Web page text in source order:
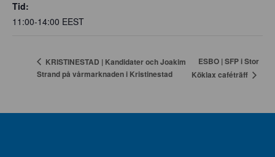
Tid:
11:00-14:00 EEST
KRISTINESTAD | Kandidater och Joakim
Strand på vårmarknaden i Kristinestad
ESBO | SFP i Stor
Köklax caféträff